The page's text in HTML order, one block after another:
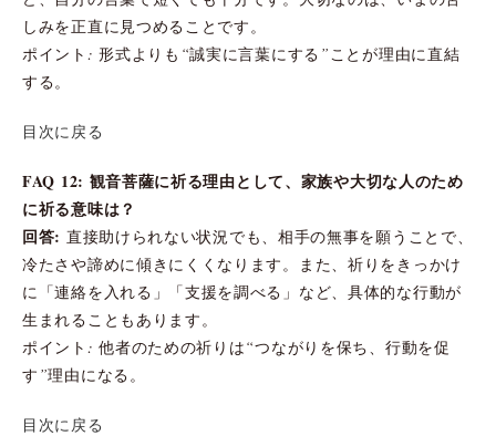
しみを正直に見つめることです。
ポイント: 形式よりも“誠実に言葉にする”ことが理由に直結
する。
目次に戻る
FAQ 12: 観音菩薩に祈る理由として、家族や大切な人のため
に祈る意味は？
回答: 直接助けられない状況でも、相手の無事を願うことで、
冷たさや諦めに傾きにくくなります。また、祈りをきっかけ
に「連絡を入れる」「支援を調べる」など、具体的な行動が
生まれることもあります。
ポイント: 他者のための祈りは“つながりを保ち、行動を促
す”理由になる。
目次に戻る